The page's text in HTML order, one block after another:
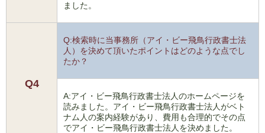
ました。
Q4
Q:検索時に当事務所（アイ・ビー飛鳥行政書士法
人）を決めて頂いたポイントはどのような点でし
たか？
A:アイ・ビー飛鳥行政書士法人のホームページを
読みました。アイ・ビー飛鳥行政書士法人がベト
ナム人の案内経験があり、費用も合理的でその点
でアイ・ビー飛鳥行政書士法人を決めました。